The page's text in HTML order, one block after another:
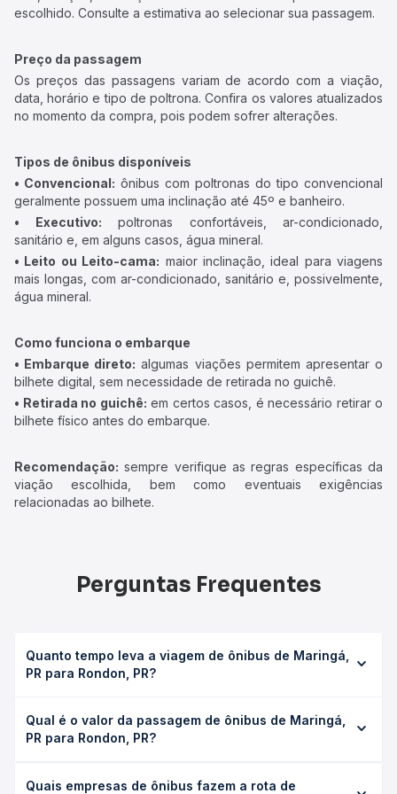
escolhido. Consulte a estimativa ao selecionar sua passagem.
Preço da passagem
Os preços das passagens variam de acordo com a viação,
data, horário e tipo de poltrona. Confira os valores atualizados
no momento da compra, pois podem sofrer alterações.
Tipos de ônibus disponíveis
• Convencional: ônibus com poltronas do tipo convencional
geralmente possuem uma inclinação até 45º e banheiro.
• Executivo: poltronas confortáveis, ar-condicionado,
sanitário e, em alguns casos, água mineral.
• Leito ou Leito-cama: maior inclinação, ideal para viagens
mais longas, com ar-condicionado, sanitário e, possivelmente,
água mineral.
Como funciona o embarque
• Embarque direto: algumas viações permitem apresentar o
bilhete digital, sem necessidade de retirada no guichê.
• Retirada no guichê: em certos casos, é necessário retirar o
bilhete físico antes do embarque.
Recomendação: sempre verifique as regras específicas da
viação escolhida, bem como eventuais exigências
relacionadas ao bilhete.
Perguntas Frequentes
Quanto tempo leva a viagem de ônibus de Maringá,
PR para Rondon, PR?
em média 6h 57min, podendo variar conforme a viação, o
tipo de serviço (convencional, executivo ou leito) e as
Qual é o valor da passagem de ônibus de Maringá,
PR para Rondon, PR?
Rondon, PR custa em média R$ 118,28 e varia conforme a
Quais empresas de ônibus fazem a rota de